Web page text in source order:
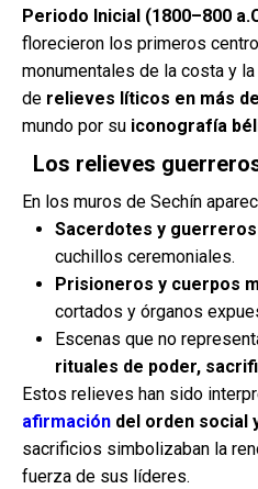
Periodo Inicial (1800–800
florecieron los primeros
monumentales de la costa y
de relieves líticos en más
mundo por su iconografía
Los relieves
En los muros de Sechín
Sacerdotes y
cuchillos ceremoniales.
Prisioneros y cuerpos
cortados y órganos
Escenas que no
rituales de poder,
Estos relieves han sido
afirmación del orden social
sacrificios simbolizaban la
fuerza de sus líderes.